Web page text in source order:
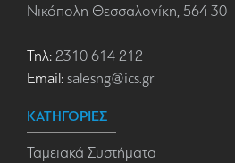
Νικόπολη Θεσσαλονίκη, 564 30
Τηλ: 2310 614 212
Email: salesng@ics.gr
ΚΑΤΗΓΟΡΙΕΣ
Ταμειακά Συστήματα